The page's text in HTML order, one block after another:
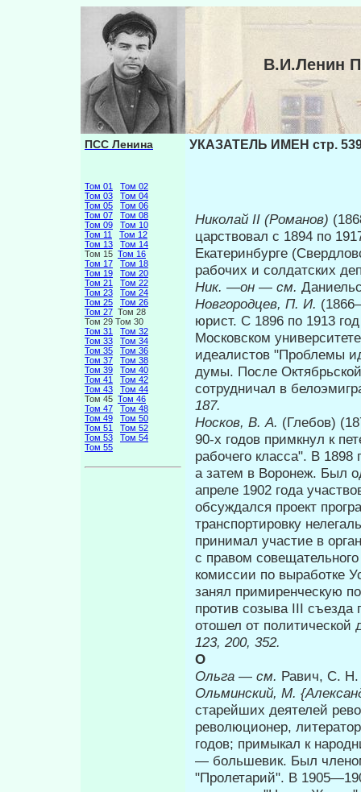
В.И.Ленин
ПСС Ленина
Том 01
Том 02
Том 03
Том 04
Том 05
Том 06
Том 07
Том 08
Том 09
Том 10
Том 11
Том 12
Том 13
Том 14
Том 15 Том 16
Том 17
Том 18
Том 19
Том 20
Том 21
Том 22
Том 23
Том 24
Том 25
Том 26
Том 27 Том 28
Том 29 Том 30
Том 31
Том 32
Том 33
Том 34
Том 35
Том 36
Том 37
Том 38
Том 39
Том 40
Том 41
Том 42
Том 43
Том 44
Том 45 Том 46
Том 47
Том 48
Том 49
Том 50
Том 51
Том 52
Том 53
Том 54
Том 55
УКАЗАТЕЛЬ ИМЕН стр.
Николай II (Романов)
царствовал с 1894 по
Екатеринбурге
рабочих и солдатских
Ник. —он — см.
Новгородцев, П. И.
юрист. С 1896 по 1913
Московском
идеалистов "Проблемы
думы. После
сотрудничал в
187.
Носков, В. А. (Глебов)
90-х годов примкнул к
рабочего класса". В
а затем в Воронеж. Был
апреле 1902 года
обсуждался проект
транспортировку
принимал участие в
с правом
комиссии по выработке
занял примиренческую
против созыва III съезда
отошел от
123, 200, 352.
О
Ольга — см. Равич, С. Н.
Ольминский, М.
старейших деятелей
революционер,
годов; примыкал к
— большевик. Был
"Пролетарий". В